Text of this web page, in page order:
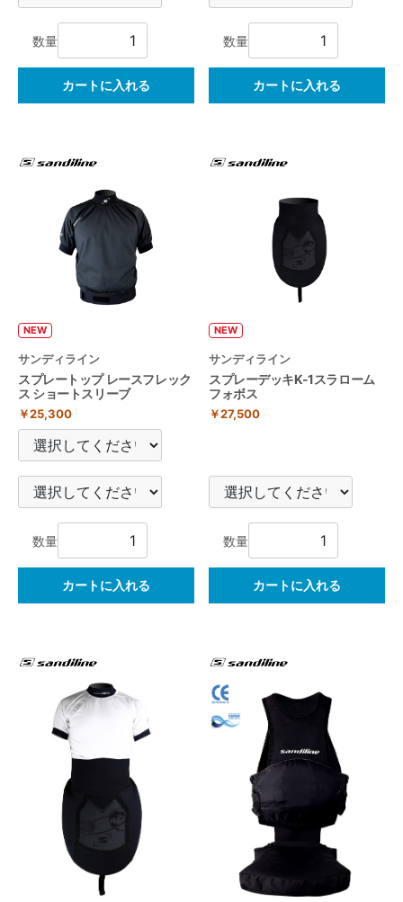
数量
カートに入れる
数量
カートに入れる
NEW
サンディライン
スプレートップ レースフレック
ス ショートスリーブ
￥25,300
数量
カートに入れる
NEW
サンディライン
スプレーデッキK-1スラローム
フォボス
￥27,500
数量
カートに入れる